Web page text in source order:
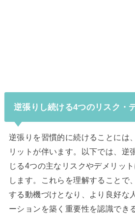
逆張りし続ける4つのリスク・
逆張りを習慣的に続けることには
リットが伴います。以下では、逆
じる4つの主なリスクやデメリッ
します。これらを理解することで
する動機づけとなり、より良好な
ーションを築く重要性を認識でき